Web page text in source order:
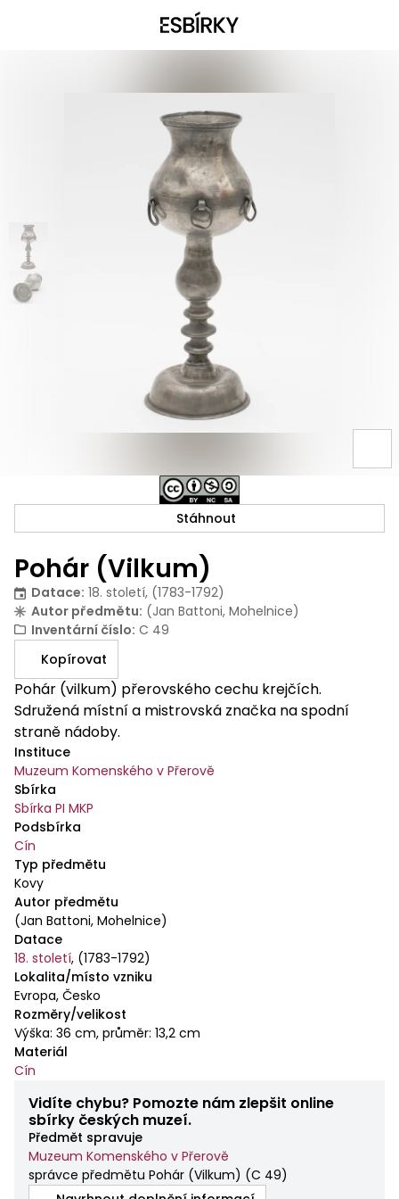
Pohár (Vilkum)
Datace: 18. století, (1783-1792)
Autor předmětu: (Jan Battoni, Mohelnice)
Inventární číslo: C 49
Kopírovat
Pohár (vilkum) přerovského cechu krejčích.
Sdružená místní a mistrovská značka na spodní
straně nádoby.
Instituce
Muzeum Komenského v Přerově
Sbírka
Sbírka PI MKP
Podsbírka
Cín
Typ předmětu
Kovy
Autor předmětu
(Jan Battoni, Mohelnice)
Datace
18. století, (1783-1792)
Lokalita/místo vzniku
Evropa, Česko
Rozměry/velikost
Výška: 36 cm, průměr: 13,2 cm
Materiál
Cín
Vidíte chybu? Pomozte nám zlepšit online
sbírky českých muzeí.
Předmět spravuje
Muzeum Komenského v Přerově
správce předmětu Pohár (Vilkum) (C 49)
Stáhnout